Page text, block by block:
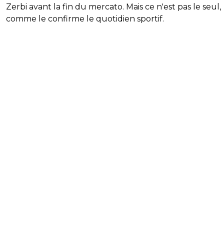
Zerbi avant la fin du mercato. Mais ce n'est pas le seul,
comme le confirme le quotidien sportif.